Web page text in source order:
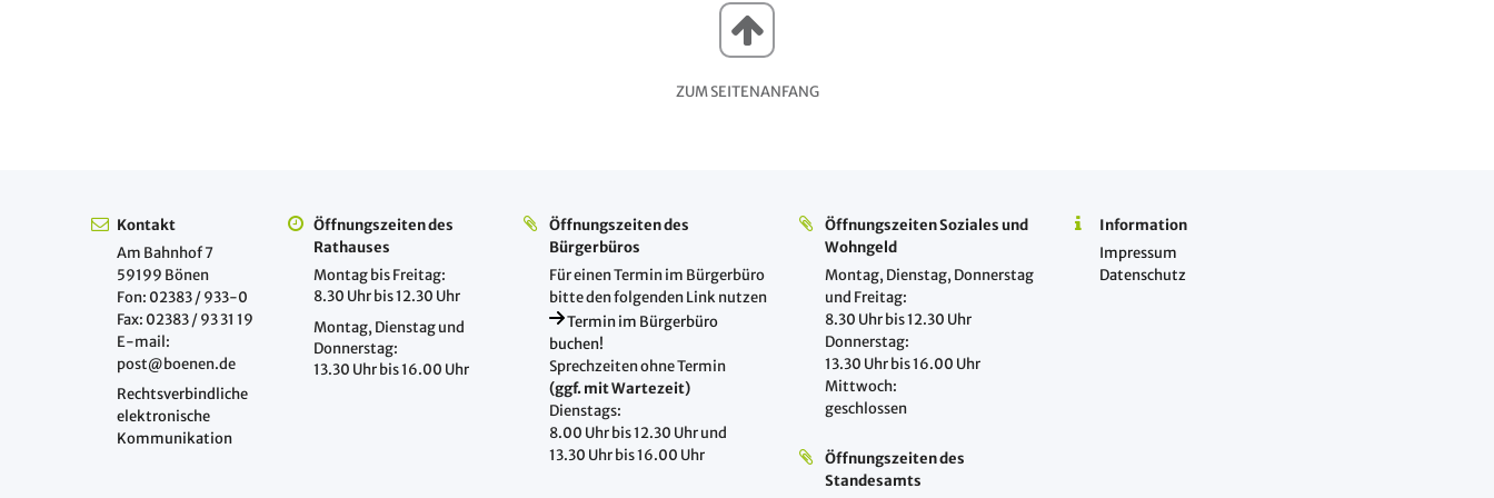
ZUM SEITENANFANG
Kontakt
Am Bahnhof 7
59199 Bönen
Fon: 02383 / 933-0
Fax: 02383 / 93 31 19
E-mail:
post@boenen.de
Rechtsverbindliche
elektronische
Kommunikation
Öffnungszeiten des
Rathauses
Montag bis Freitag:
8.30 Uhr bis 12.30 Uhr
Montag, Dienstag und
Donnerstag:
13.30 Uhr bis 16.00 Uhr
Öffnungszeiten des
Bürgerbüros
Für einen Termin im Bürgerbüro
bitte den folgenden Link nutzen
Termin im Bürgerbüro
buchen!
Sprechzeiten ohne Termin
(ggf. mit Wartezeit)
Dienstags:
8.00 Uhr bis 12.30 Uhr und
13.30 Uhr bis 16.00 Uhr
Öffnungszeiten Soziales und
Wohngeld
Montag, Dienstag, Donnerstag
und Freitag:
8.30 Uhr bis 12.30 Uhr
Donnerstag:
13.30 Uhr bis 16.00 Uhr
Mittwoch:
geschlossen
Öffnungszeiten des
Standesamts
Information
Impressum
Datenschutz